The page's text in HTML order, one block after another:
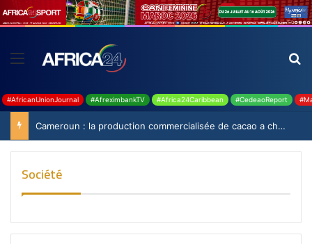
#AfricanUnionJournal #AfreximbankTV #Africa24Caribbean #CedeaoReport
Cameroun : la production commercialisée de cacao a chuté de 19,9% durant la saison 2025-2026
Société